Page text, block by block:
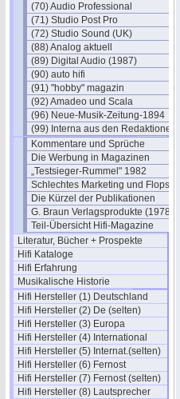
(70) Audio Professional
(71) Studio Post Pro
(72) Studio Sound (UK)
(88) Analog aktuell
(89) Digital Audio (1987)
(90) auto hifi
(91) "hobby" magazin
(92) Amadeo und Scala
(96) Neue-Musik-Zeitung-1894
(99) Interna aus den Redaktionen
Kommentare und Sprüche
Die Werbung in Magazinen
„Testsieger-Rummel" 1982
Schlechtes Marketing und Flops
Die Kürzel der Publikationen
G. Braun Verlagsprodukte (1978)
Teil-Übersicht Hifi-Magazine
Literatur, Bücher + Prospekte
Hifi Kataloge
Hifi Erfahrung
Musikalische Historie
Hifi Hersteller (1) Deutschland
Hifi Hersteller (2) De (selten)
Hifi Hersteller (3) Europa
Hifi Hersteller (4) International
Hifi Hersteller (5) Internat.(selten)
Hifi Hersteller (6) Fernost
Hifi Hersteller (7) Fernost (selten)
Hifi Hersteller (8) Lautsprecher